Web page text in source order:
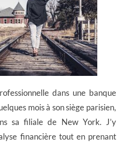
dans une banque
mois à son siège parisien,
sa filiale de New York. J’y
financière tout en prenant